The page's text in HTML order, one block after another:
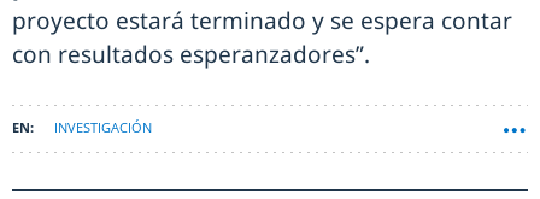
proyecto estará terminado y se espera contar
con resultados esperanzadores”.
INVESTIGACIÓN